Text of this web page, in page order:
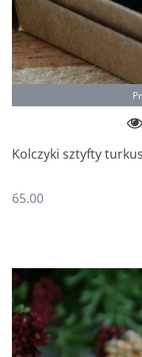
Kolczyki sztyfty
65.00